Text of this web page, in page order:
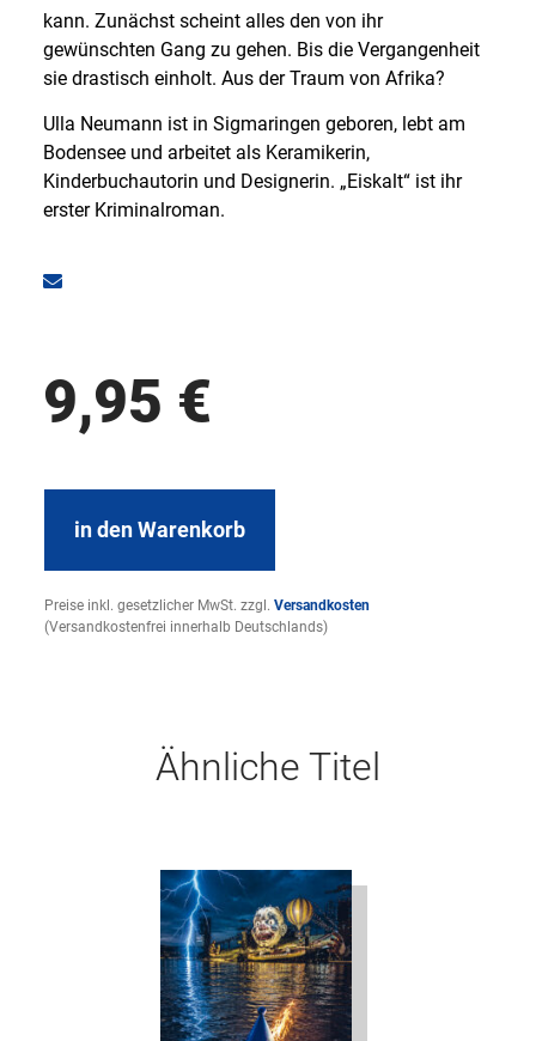
kann. Zunächst scheint alles den von ihr
gewünschten Gang zu gehen. Bis die Vergangenheit
sie drastisch einholt. Aus der Traum von Afrika?
Ulla Neumann ist in Sigmaringen geboren, lebt am
Bodensee und arbeitet als Keramikerin,
Kinderbuchautorin und Designerin. „Eiskalt“ ist ihr
erster Kriminalroman.
9,95 €
in den Warenkorb
Preise inkl. gesetzlicher MwSt. zzgl. Versandkosten
(Versandkostenfrei innerhalb Deutschlands)
Ähnliche Titel